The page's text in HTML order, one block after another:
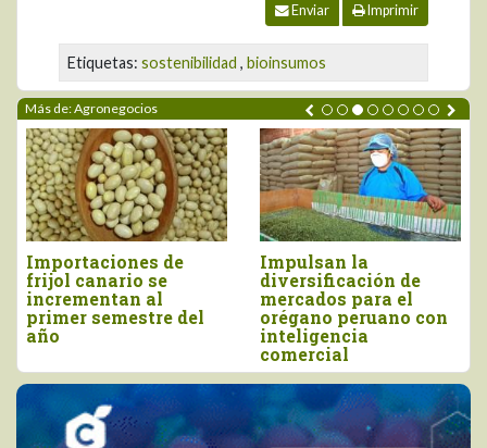
Enviar Imprimir
Etiquetas: sostenibilidad , bioinsumos
Más de: Agronegocios
Importaciones de
frijol canario se
incrementan al
primer semestre del
año
Impulsan la
diversificación de
mercados para el
orégano peruano con
inteligencia
comercial